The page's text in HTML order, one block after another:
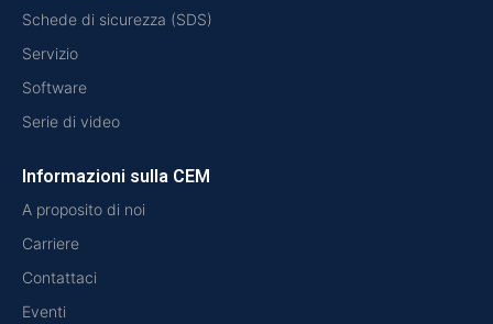
Schede di sicurezza (SDS)
Servizio
Software
Serie di video
Informazioni sulla CEM
A proposito di noi
Carriere
Contattaci
Eventi